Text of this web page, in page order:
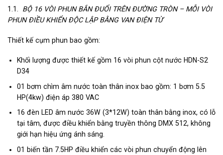
1.1.
BỘ 16 VÒI PHUN BẮN ĐUỔI TRÊN ĐƯỜNG TRÒN – MỖI VÒI
PHUN ĐIỀU KHIỂN ĐỘC LẬP BẰNG VAN ĐIỆN TỪ
Thiết kế cụm phun bao gồm:
Khối lượng được thiết kế gồm 16 vòi phun cột nước HDN-S2
D34
01 bơm chìm âm nước toàn thân inox bao gồm: 1 bơm 5.5
HP(4kw) điện áp 380 VAC
16 đèn LED âm nước 36W (3*12W) toàn thân bằng inox, có lỗ
tại tâm, được điều khiển bằng truyền thông DMX 512, không
giới hạn hiệu ứng ánh sáng.
01 biến tần 7.5HP điều khiển các vòi phun chuyển động lên